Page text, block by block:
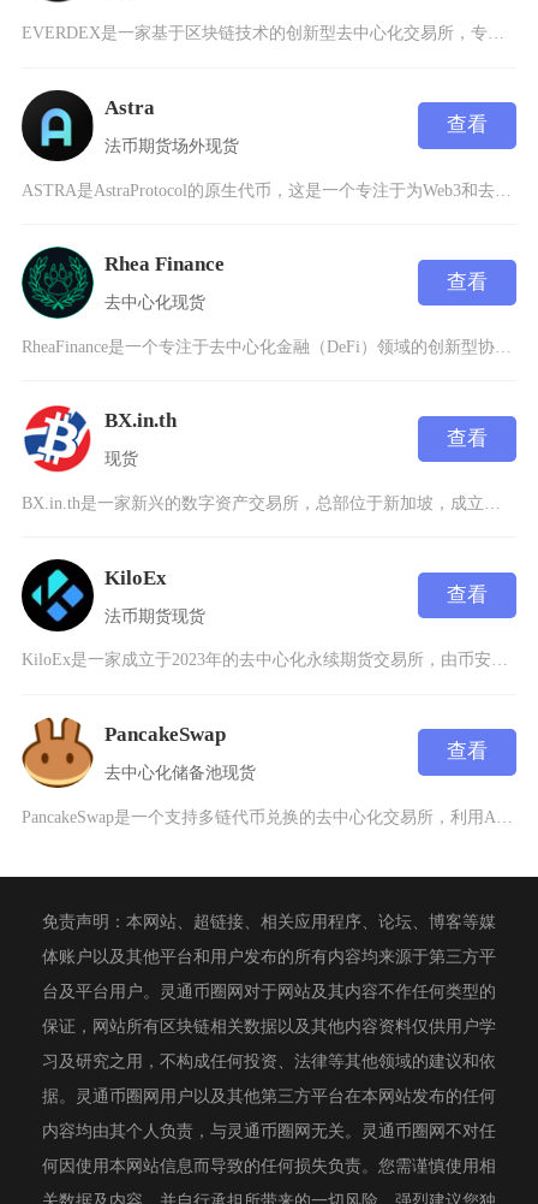
EVERDEX是一家基于区块链技术的创新型去中心化交易所，专注于为用户提供安全、高效、透明
Astra
法币期货场外现货
查看
ASTRA是AstraProtocol的原生代币，这是一个专注于为Web3和去中心化金融（
Rhea Finance
去中心化现货
查看
RheaFinance是一个专注于去中心化金融（DeFi）领域的创新型协议，通过链抽象流动
BX.in.th
现货
查看
KiloEx
法币期货现货
查看
KiloEx是一家成立于2023年的去中心化永续期货交易所，由币安实验室（BinanceL
PancakeSwap
去中心化储备池现货
查看
免责声明：本网站、超链接、相关应用程序、论坛、博客等媒
体账户以及其他平台和用户发布的所有内容均来源于第三方平
台及平台用户。灵通币圈网对于网站及其内容不作任何类型的
保证，网站所有区块链相关数据以及其他内容资料仅供用户学
习及研究之用，不构成任何投资、法律等其他领域的建议和依
据。灵通币圈网用户以及其他第三方平台在本网站发布的任何
内容均由其个人负责，与灵通币圈网无关。灵通币圈网不对任
何因使用本网站信息而导致的任何损失负责。您需谨慎使用相